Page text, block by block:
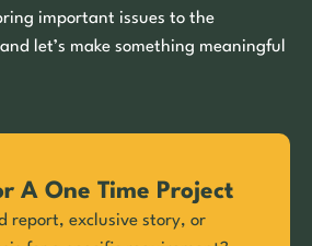
important issues to the
let’s make something meaningful
A One Time Project
report, exclusive story, or